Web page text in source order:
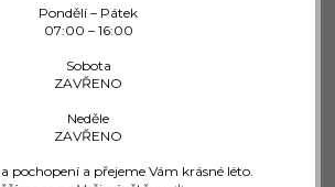
Pondělí – Pátek
07:00 – 16:00
Sobota
ZAVŘENO
Neděle
ZAVŘENO
pochopení a přejeme Vám krásné léto.
znakem?
generaci asistenčních systémů řízení:
s funkcí Stop and Go –
převodovkou EAT8 – s
vzdáleností mezi vozidly;